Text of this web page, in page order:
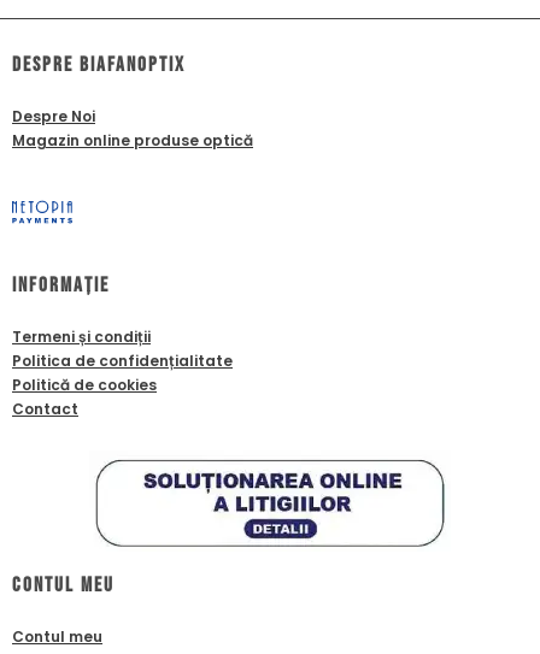
dESPRE biafanoptix
Despre Noi
Magazin online produse optică
Informație
Termeni și condiții
Politica de confidențialitate
Politică de cookies
Contact
Contul meu
Contul meu